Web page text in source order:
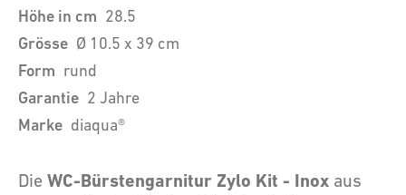
Höhe in cm 28.5
Grösse Ø 10.5 x 39 cm
Form rund
Garantie 2 Jahre
Marke diaqua®
Die WC-Bürstengarnitur Zylo Kit - Inox aus